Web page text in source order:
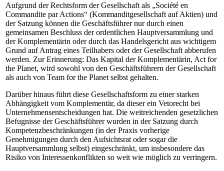
Aufgrund der Rechtsform der Gesellschaft als
Société en
Commandite par Actions
(Kommanditgesellschaft auf Aktien) und
der Satzung können die Geschäftsführer nur durch einen
gemeinsamen Beschluss der ordentlichen Hauptversammlung und
der Komplementärin oder durch das Handelsgericht aus wichtigem
Grund auf Antrag eines Teilhabers oder der Gesellschaft abberufen
werden. Zur Erinnerung: Das Kapital der Komplementärin, Act for
the Planet, wird sowohl von den Geschäftsführern der Gesellschaft
als auch von Team for the Planet selbst gehalten.
Darüber hinaus führt diese Gesellschaftsform zu einer starken
Abhängigkeit vom Komplementär, da dieser ein Vetorecht bei
Unternehmensentscheidungen hat. Die weitreichenden gesetzlichen
Befugnisse der Geschäftsführer wurden in der Satzung durch
Kompetenzbeschränkungen (in der Praxis vorherige
Genehmigungen durch den Aufsichtsrat oder sogar die
Hauptversammlung selbst) eingeschränkt, um insbesondere das
Risiko von Interessenkonflikten so weit wie möglich zu verringern.